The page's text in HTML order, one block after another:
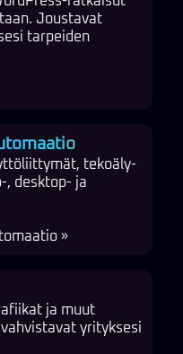
Joustavat
tarpeiden
tekoäly-
, desktop- ja
»
ja muut
yrityksesi